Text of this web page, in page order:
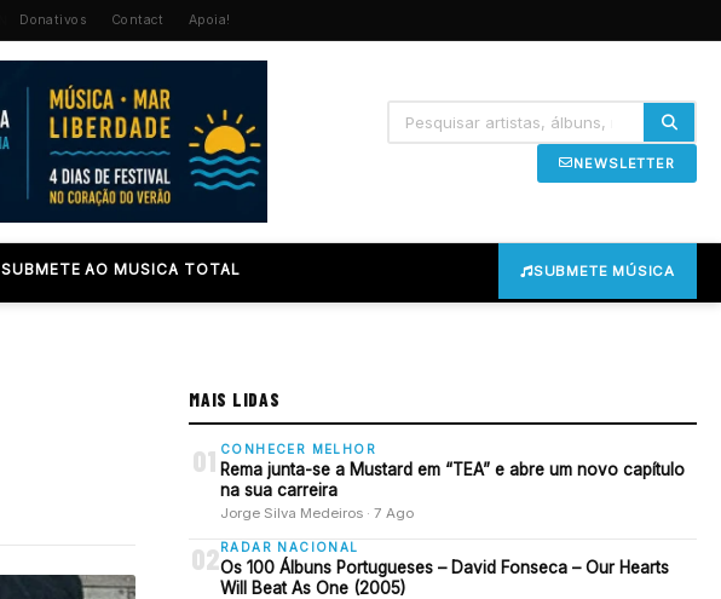
Donativos Contact Apoia!
NEWSLETTER
SUBMETE AO MUSICA TOTAL SUBMETE MÚSICA
MAIS LIDAS
01 CONHECER MELHOR
Rema junta-se a Mustard em “TEA” e abre um novo capítulo
na sua carreira
Jorge Silva Medeiros · 7 Ago
02 RADAR NACIONAL
Os 100 Álbuns Portugueses – David Fonseca – Our Hearts
Will Beat As One (2005)